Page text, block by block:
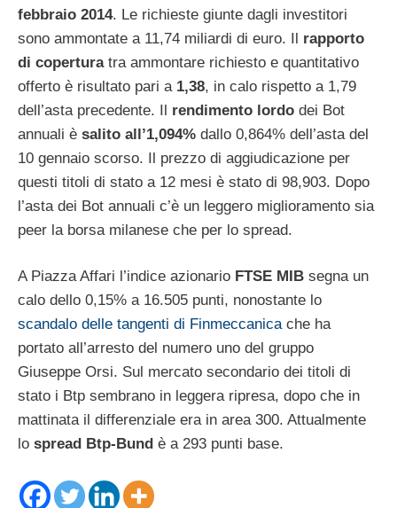
febbraio 2014. Le richieste giunte dagli investitori
sono ammontate a 11,74 miliardi di euro. Il rapporto
di copertura tra ammontare richiesto e quantitativo
offerto è risultato pari a 1,38, in calo rispetto a 1,79
dell’asta precedente. Il rendimento lordo dei Bot
annuali è salito all’1,094% dallo 0,864% dell’asta del
10 gennaio scorso. Il prezzo di aggiudicazione per
questi titoli di stato a 12 mesi è stato di 98,903. Dopo
l’asta dei Bot annuali c’è un leggero miglioramento sia
peer la borsa milanese che per lo spread.
A Piazza Affari l’indice azionario FTSE MIB segna un
calo dello 0,15% a 16.505 punti, nonostante lo
scandalo delle tangenti di Finmeccanica che ha
portato all’arresto del numero uno del gruppo
Giuseppe Orsi. Sul mercato secondario dei titoli di
stato i Btp sembrano in leggera ripresa, dopo che in
mattinata il differenziale era in area 300. Attualmente
lo spread Btp-Bund è a 293 punti base.